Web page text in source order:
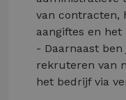
van contracten,
aangiftes en
- Daarnaast
rekruteren van
het bedrijf via